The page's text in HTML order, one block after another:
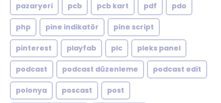
pazaryeri pcb pcb kart pdf pdo
php pine indikatör pine script
pinterest playfab plc pleks panel
podcast podcast düzenleme podcast edit
polonya poscast post